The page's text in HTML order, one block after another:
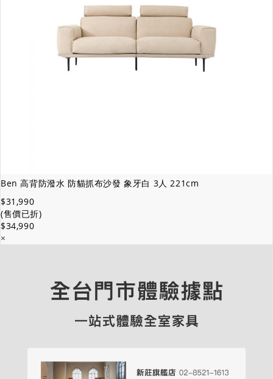
Ben 高背防潑水 防貓抓布沙發 象牙白 3人 221cm
$31,990
(售價已折)
$34,990
×